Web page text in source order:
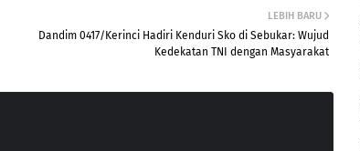
LEBIH BARU
Dandim 0417/Kerinci Hadiri Kenduri Sko di Sebukar: Wujud
Kedekatan TNI dengan Masyarakat